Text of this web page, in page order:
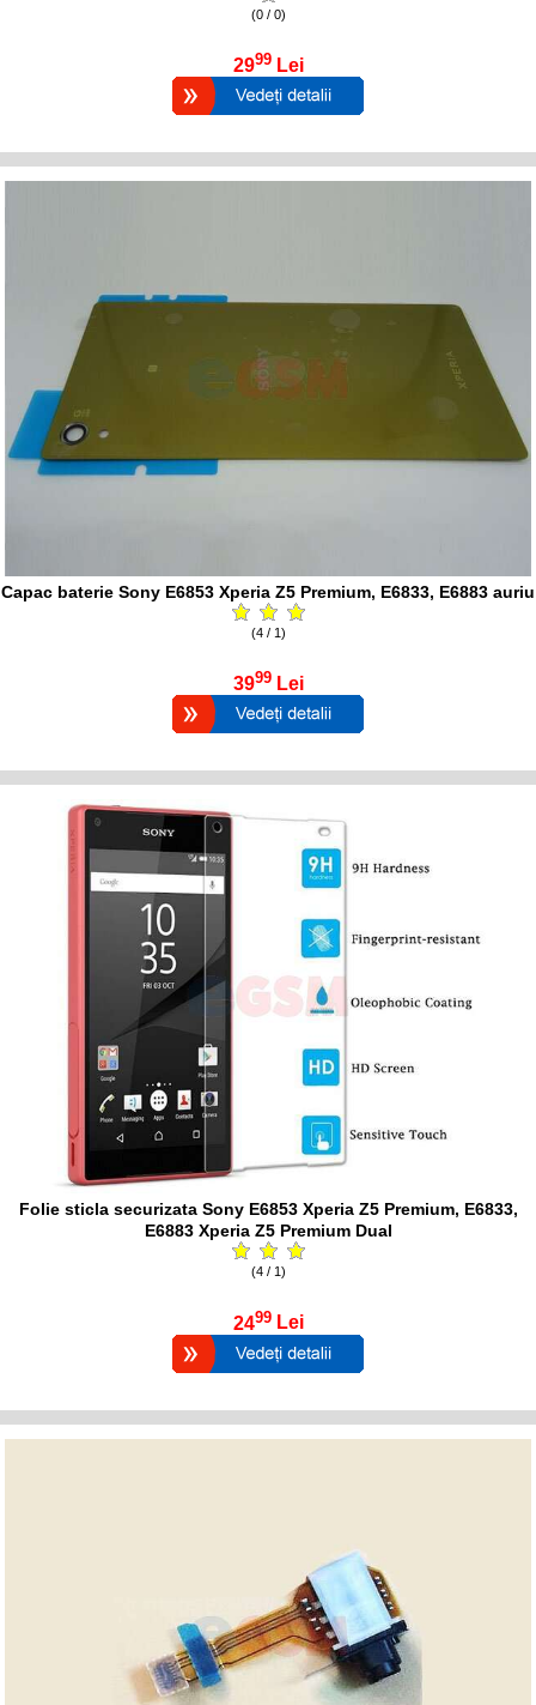
(0 / 0)
2999 Lei
Capac baterie Sony E6853 Xperia Z5 Premium, E6833, E6883 auriu
(4 / 1)
3999 Lei
Folie sticla securizata Sony E6853 Xperia Z5 Premium, E6833,
E6883 Xperia Z5 Premium Dual
(4 / 1)
2499 Lei